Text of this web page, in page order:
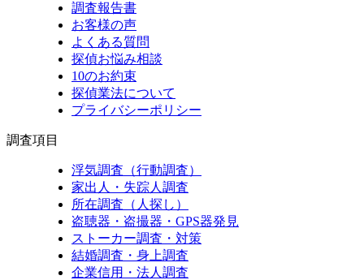
調査報告書
お客様の声
よくある質問
探偵お悩み相談
10のお約束
探偵業法について
プライバシーポリシー
調査項目
浮気調査（行動調査）
家出人・失踪人調査
所在調査（人探し）
盗聴器・盗撮器・GPS器発見
ストーカー調査・対策
結婚調査・身上調査
企業信用・法人調査